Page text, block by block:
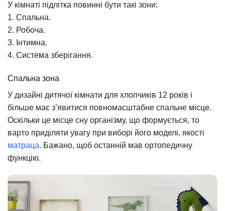
У кімнаті підлітка повинні бути такі зони:
1. Спальна.
2. Робоча.
3. Інтимна.
4. Система зберігання.
Спальна зона
У дизайні дитячої кімнати для хлопчиків 12 років і
більше має з’явитися повномасштабне спальне місце.
Оскільки це місце сну організму, що формується, то
варто приділяти увагу при виборі його моделі, якості
матраца. Бажано, щоб останній мав ортопедичну
функцію.